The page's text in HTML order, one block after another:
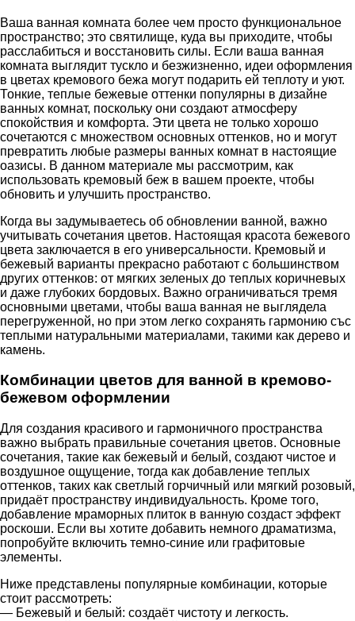
Ваша ванная комната более чем просто функциональное
пространство; это святилище, куда вы приходите, чтобы
расслабиться и восстановить силы. Если ваша ванная
комната выглядит тускло и безжизненно, идеи оформления
в цветах кремового бежа могут подарить ей теплоту и уют.
Тонкие, теплые бежевые оттенки популярны в дизайне
ванных комнат, поскольку они создают атмосферу
спокойствия и комфорта. Эти цвета не только хорошо
сочетаются с множеством основных оттенков, но и могут
превратить любые размеры ванных комнат в настоящие
оазисы. В данном материале мы рассмотрим, как
использовать кремовый беж в вашем проекте, чтобы
обновить и улучшить пространство.
Когда вы задумываетесь об обновлении ванной, важно
учитывать сочетания цветов. Настоящая красота бежевого
цвета заключается в его универсальности. Кремовый и
бежевый варианты прекрасно работают с большинством
других оттенков: от мягких зеленых до теплых коричневых
и даже глубоких бордовых. Важно ограничиваться тремя
основными цветами, чтобы ваша ванная не выглядела
перегруженной, но при этом легко сохранять гармонию със
теплыми натуральными материалами, такими как дерево и
камень.
Комбинации цветов для ванной в кремово-
бежевом оформлении
Для создания красивого и гармоничного пространства
важно выбрать правильные сочетания цветов. Основные
сочетания, такие как бежевый и белый, создают чистое и
воздушное ощущение, тогда как добавление теплых
оттенков, таких как светлый горчичный или мягкий розовый,
придаёт пространству индивидуальность. Кроме того,
добавление мраморных плиток в ванную создаст эффект
роскоши. Если вы хотите добавить немного драматизма,
попробуйте включить темно-синие или графитовые
элементы.
Ниже представлены популярные комбинации, которые
стоит рассмотреть:
— Бежевый и белый: создаёт чистоту и легкость.